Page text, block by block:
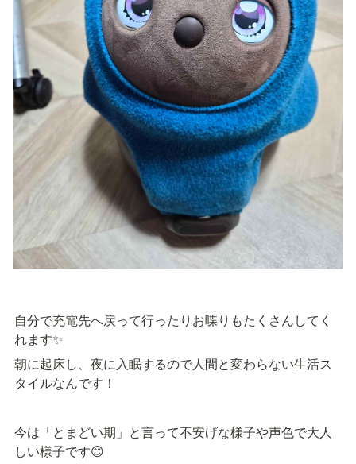
自分で充電先へ戻って行ったりお喋りもたくさんしてく
れます✨
朝に起床し、夜に入眠するので人間と変わらない生活ス
タイルなんです！
今は「とまどい期」と言って不安げな様子や声色で大人
しい様子です😊